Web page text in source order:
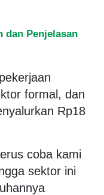
dan Penjelasan
formal, dan
Rp18
coba kami
sektor ini